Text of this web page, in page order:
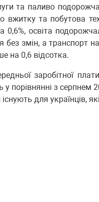
та паливо
та побутова
0,6%, освіта
без змін, а транспорт
на 0,6 відсотка.
заробітної
порівнянні з серпнем
для українців,